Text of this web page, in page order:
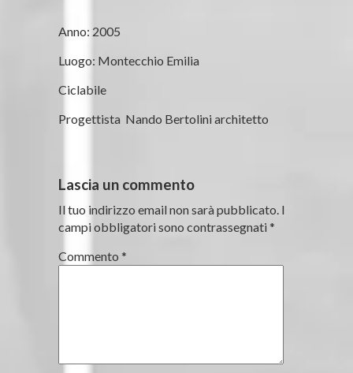
Anno: 2005
Luogo: Montecchio Emilia
Ciclabile
Progettista Nando Bertolini architetto
Lascia un commento
Il tuo indirizzo email non sarà pubblicato. I
campi obbligatori sono contrassegnati *
Commento *